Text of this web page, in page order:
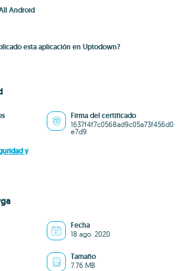
Android
esta aplicación en Uptodown?
Firma del certificado
1637f4f7c0568ad9c05a73f456d0
e7d9
y
Fecha
18 ago. 2020
Tamaño
7.76 MB